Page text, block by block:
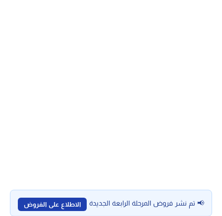
📢 تم نشر فروض المرحلة الرابعة الجديدة الاطلاع على الفروض